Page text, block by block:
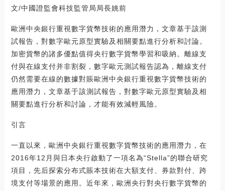
文/中國證監會科技監管局局長姚前
歐洲中央銀行重視數字貨幣技術的應用潛力，文章基于該測
試報告，對數字歐元原型實驗及相關要點進行分析和討論。
加密貨幣的諸多優點值得央行數字貨幣學習和吸納。離線支
付與在線支付并非割裂，數字歐元測試報告認為，離線支付
仍然需要在線的數據對賬歐洲中央銀行重視數字貨幣技術的
應用潛力，文章基于該測試報告，對數字歐元原型實驗及相
關要點進行分析和討論，才能有效減輕風險。
引言
一直以來，歐洲中央銀行重視數字貨幣技術的應用潛力，在
2016年12月與日本央行啟動了一項名為“Stella”的聯合研究
項目，先后探索分布式賬本技術在大額支付、券款對付、跨
境支付等場景的應用。近年來，歐洲央行對央行數字貨幣的